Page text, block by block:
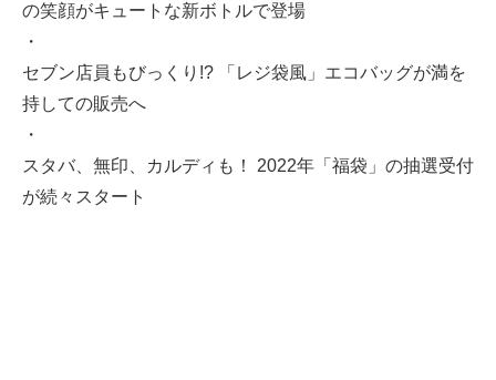
の笑顔がキュートな新ボトルで登場
・
セブン店員もびっくり!? 「レジ袋風」エコバッグが満を
持しての販売へ
・
スタバ、無印、カルディも！ 2022年「福袋」の抽選受付
が続々スタート